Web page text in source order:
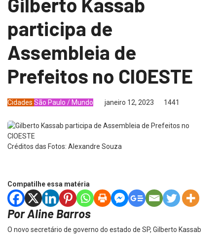
participa de
Assembleia de
Prefeitos no CIOESTE
Cidades São Paulo / Mundo janeiro 12, 2023 1441
Créditos das Fotos: Alexandre Souza
Compatilhe essa matéria
Por Aline Barros
O novo secretário de governo do estado de SP, Gilberto Kassab